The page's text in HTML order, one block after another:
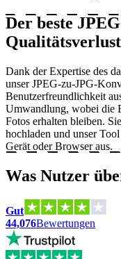
Der beste
Qualitätsverlust
Dank der Expertise des
unser JPEG-zu-JPG-
Benutzerfreundlichkeit
Umwandlung, wobei die
Fotos erhalten bleiben.
hochladen und unser
Gerät oder Browser aus.
Was Nutzer
Gut
44,076Bewertungen